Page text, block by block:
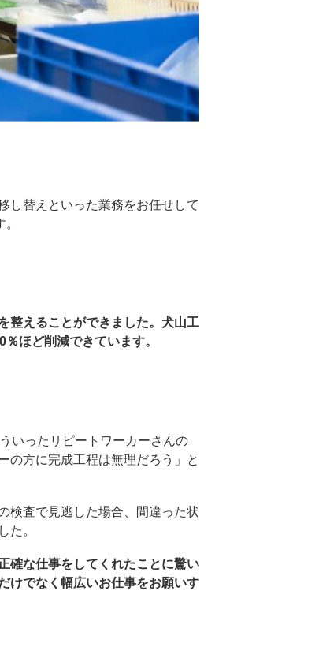
し替えといった業務をお任せして
整えることができました。犬山工
ほど削減できています。
いったリピートワーカーさんの
の方に完成工程は無理だろう」と
検査で見逃した場合、間違った状
た。
確な仕事をしてくれたことに驚い
けでなく幅広いお仕事をお願いす